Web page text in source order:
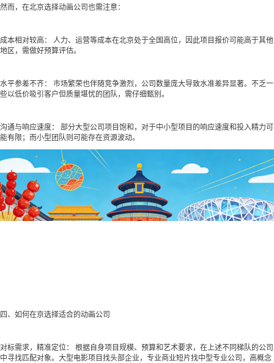
然而，在北京选择动画公司也需注意：
成本相对较高： 人力、运营等成本在北京处于全国高位，因此项目报价可能高于其他
地区，需做好预算评估。
水平参差不齐： 市场繁荣也伴随竞争激烈，公司数量庞大导致水准差异显著。不乏一
些以低价吸引客户但质量堪忧的团队，需仔细甄别。
沟通与响应速度： 部分大型公司项目饱和，对于中小型项目的响应速度和投入精力可
能有限；而小型团队则可能存在资源波动。
四、如何在京选择适合的动画公司
对标需求，精准定位： 根据自身项目规模、预算和艺术要求，在上述不同梯队的公司
中寻找匹配对象。大型电影项目找头部企业，专业商业短片找中型专业公司，高概念